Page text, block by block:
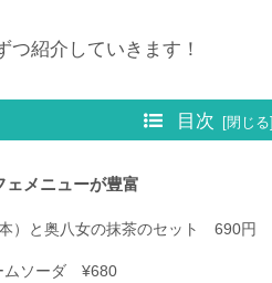
つ紹介していきます！
目次
ェメニューが豊富
）と奥八女の抹茶のセット 690円
ムソーダ ¥680